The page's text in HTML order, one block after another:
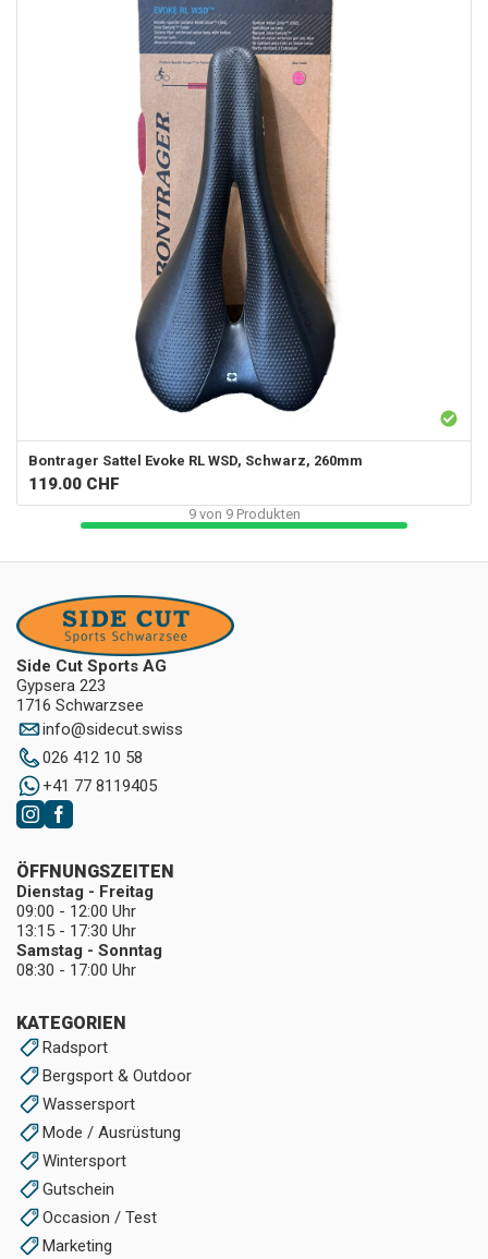
Bontrager Sattel Evoke RL WSD, Schwarz, 260mm
119.00 CHF
9von 9Produkten
Side Cut Sports AG
Gypsera 223
1716 Schwarzsee
info@sidecut.swiss
026 412 10 58
+41 77 8119405
KATEGORIEN
Radsport
Bergsport & Outdoor
Wassersport
Mode / Ausrüstung
Wintersport
Gutschein
Occasion / Test
Marketing
ÖFFNUNGSZEITEN
Dienstag - Freitag
09:00 - 12:00 Uhr
13:15 - 17:30 Uhr
Samstag - Sonntag
08:30 - 17:00 Uhr